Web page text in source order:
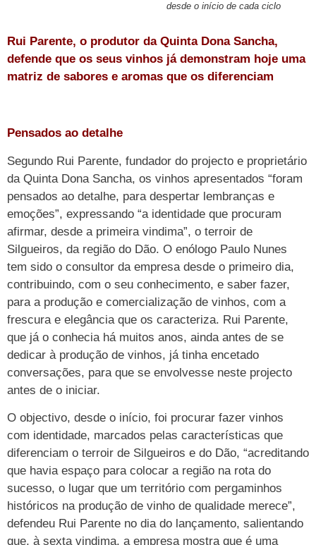
desde o início de cada ciclo
Rui Parente, o produtor da Quinta Dona Sancha,
defende que os seus vinhos já demonstram hoje uma
matriz de sabores e aromas que os diferenciam
Pensados ao detalhe
Segundo Rui Parente, fundador do projecto e proprietário
da Quinta Dona Sancha, os vinhos apresentados “foram
pensados ao detalhe, para despertar lembranças e
emoções”, expressando “a identidade que procuram
afirmar, desde a primeira vindima”, o terroir de
Silgueiros, da região do Dão. O enólogo Paulo Nunes
tem sido o consultor da empresa desde o primeiro dia,
contribuindo, com o seu conhecimento, e saber fazer,
para a produção e comercialização de vinhos, com a
frescura e elegância que os caracteriza. Rui Parente,
que já o conhecia há muitos anos, ainda antes de se
dedicar à produção de vinhos, já tinha encetado
conversações, para que se envolvesse neste projecto
antes de o iniciar.
O objectivo, desde o início, foi procurar fazer vinhos
com identidade, marcados pelas características que
diferenciam o terroir de Silgueiros e do Dão, “acreditando
que havia espaço para colocar a região na rota do
sucesso, o lugar que um território com pergaminhos
históricos na produção de vinho de qualidade merece”,
defendeu Rui Parente no dia do lançamento, salientando
que, à sexta vindima, a empresa mostra que é uma